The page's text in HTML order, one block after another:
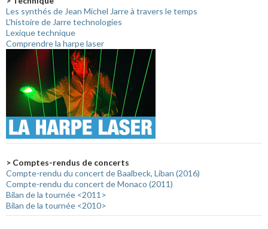
Les synthés de Jean Michel Jarre à travers le temps
L'histoire de Jarre technologies
Lexique technique
Comprendre la harpe laser
> Comptes-rendus de concerts
Compte-rendu du concert de Baalbeck, Liban (2016)
Compte-rendu du concert de Monaco (2011)
Bilan de la tournée <2011>
Bilan de la tournée <2010>